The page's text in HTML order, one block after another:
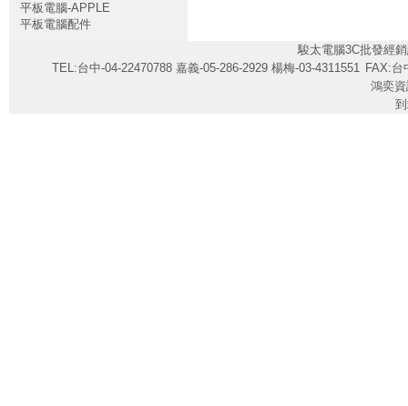
平板電腦-APPLE
平板電腦配件
駿太電腦3C批發經
TEL:台中-04-22470788 嘉義-05-286-2929 楊梅-03-4311551 FAX:台
鴻奕